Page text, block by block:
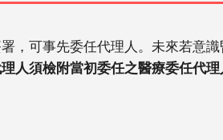
，可事先委任代理人。未來若意
人須檢附當初委任之醫療委任代